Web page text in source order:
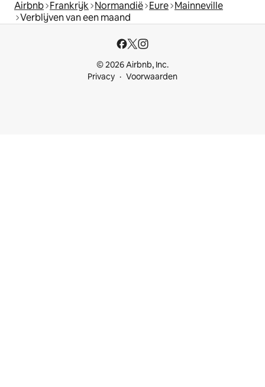
Airbnb Frankrijk Normandië Eure Mainneville
Verblijven van een maand
© 2026 Airbnb, Inc.
Privacy
Voorwaarden